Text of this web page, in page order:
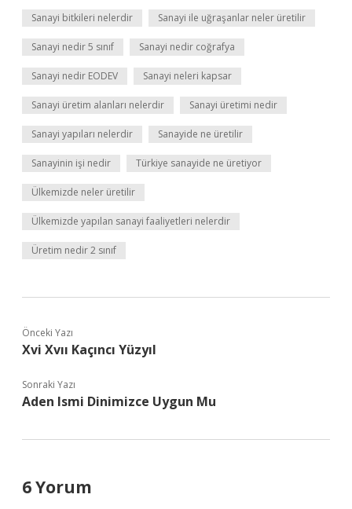
Sanayi bitkileri nelerdir Sanayi ile uğraşanlar neler üretilir
Sanayi nedir 5 sınıf Sanayi nedir coğrafya
Sanayi nedir EODEV Sanayi neleri kapsar
Sanayi üretim alanları nelerdir Sanayi üretimi nedir
Sanayi yapıları nelerdir Sanayide ne üretilir
Sanayinin işi nedir Türkiye sanayide ne üretiyor
Ülkemizde neler üretilir
Ülkemizde yapılan sanayi faaliyetleri nelerdir
Üretim nedir 2 sınıf
Önceki Yazı
Xvi Xvıı Kaçıncı Yüzyıl
Sonraki Yazı
Aden Ismi Dinimizce Uygun Mu
6 Yorum